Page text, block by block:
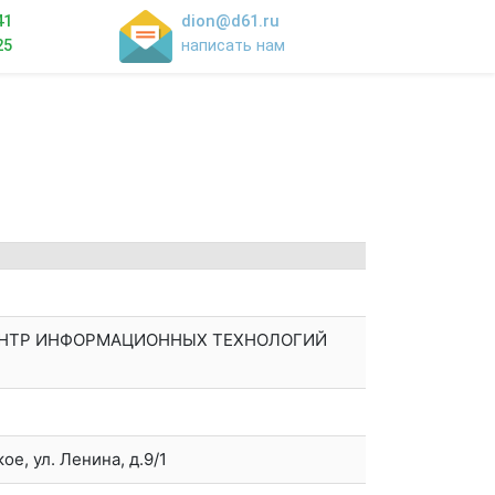
dion@d61.ru
написать нам
ИНФОРМАЦИОННЫХ ТЕХНОЛОГИЙ
ул. Ленина, д.9/1